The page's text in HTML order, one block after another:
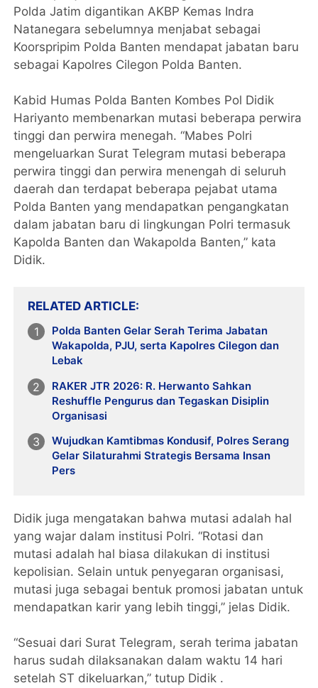
Polda Jatim digantikan AKBP Kemas Indra
Natanegara sebelumnya menjabat sebagai
Koorspripim Polda Banten mendapat jabatan baru
sebagai Kapolres Cilegon Polda Banten.
Kabid Humas Polda Banten Kombes Pol Didik
Hariyanto membenarkan mutasi beberapa perwira
tinggi dan perwira menegah. “Mabes Polri
mengeluarkan Surat Telegram mutasi beberapa
perwira tinggi dan perwira menengah di seluruh
daerah dan terdapat beberapa pejabat utama
Polda Banten yang mendapatkan pengangkatan
dalam jabatan baru di lingkungan Polri termasuk
Kapolda Banten dan Wakapolda Banten,” kata
Didik.
RELATED ARTICLE
Polda Banten Gelar Serah Terima Jabatan
Wakapolda, PJU, serta Kapolres Cilegon dan
Lebak
RAKER JTR 2026: R. Herwanto Sahkan
Reshuffle Pengurus dan Tegaskan Disiplin
Organisasi
Wujudkan Kamtibmas Kondusif, Polres Serang
Gelar Silaturahmi Strategis Bersama Insan
Pers
Didik juga mengatakan bahwa mutasi adalah hal
yang wajar dalam institusi Polri. “Rotasi dan
mutasi adalah hal biasa dilakukan di institusi
kepolisian. Selain untuk penyegaran organisasi,
mutasi juga sebagai bentuk promosi jabatan untuk
mendapatkan karir yang lebih tinggi,” jelas Didik.
“Sesuai dari Surat Telegram, serah terima jabatan
harus sudah dilaksanakan dalam waktu 14 hari
setelah ST dikeluarkan,” tutup Didik .